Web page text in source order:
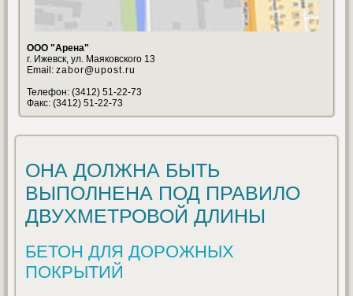
ООО "Арена"
г. Ижевск, ул. Маяковского 13
Email: zabor@upost.ru
Телефон: (3412) 51-22-73
Факс: (3412) 51-22-73
ОНА ДОЛЖНА БЫТЬ
ВЫПОЛНЕНА ПОД ПРАВИЛО
ДВУХМЕТРОВОЙ ДЛИНЫ
БЕТОН ДЛЯ ДОРОЖНЫХ
ПОКРЫТИЙ